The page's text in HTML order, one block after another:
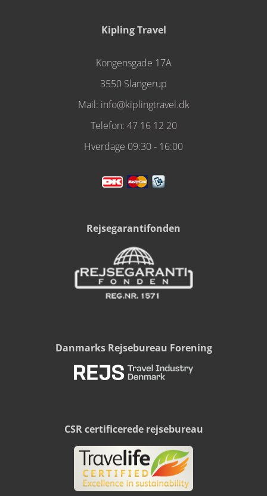
Kipling Travel
Kongensgade 17A
3550 Slangerup
Mail: info@kiplingtravel.dk
Telefon: 47 16 12 20
Hverdage 09:30 - 16:00
Rejsegarantifonden
Danmarks Rejsebureau Forening
CSR certificerede rejsebureau